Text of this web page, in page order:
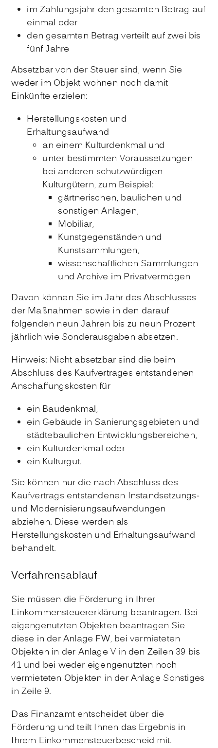
im Zahlungsjahr den gesamten Betrag auf
einmal oder
den gesamten Betrag verteilt auf zwei bis
fünf Jahre
Absetzbar von der Steuer sind, wenn Sie
weder im Objekt wohnen noch damit
Einkünfte erzielen:
Herstellungskosten und
Erhaltungsaufwand
an einem Kulturdenkmal und
unter bestimmten Voraussetzungen
bei anderen schutzwürdigen
Kulturgütern, zum Beispiel:
gärtnerischen, baulichen und
sonstigen Anlagen,
Mobiliar,
Kunstgegenständen und
Kunstsammlungen,
wissenschaftlichen Sammlungen
und Archive im Privatvermögen
Davon können Sie im Jahr des Abschlusses
der Maßnahmen sowie in den darauf
folgenden neun Jahren bis zu neun Prozent
jährlich wie Sonderausgaben absetzen.
Hinweis: Nicht absetzbar sind die beim
Abschluss des Kaufvertrages entstandenen
Anschaffungskosten für
ein Baudenkmal,
ein Gebäude in Sanierungsgebieten und
städtebaulichen Entwicklungsbereichen,
ein Kulturdenkmal oder
ein Kulturgut.
Sie können nur die nach Abschluss des
Kaufvertrags entstandenen Instandsetzungs-
und Modernisierungsaufwendungen
abziehen. Diese werden als
Herstellungskosten und Erhaltungsaufwand
behandelt.
Verfahrensablauf
Sie müssen die Förderung in Ihrer
Einkommensteuererklärung beantragen. Bei
eigengenutzten Objekten beantragen Sie
diese in der Anlage FW, bei vermieteten
Objekten in der Anlage V in den Zeilen 39 bis
41 und bei weder eigengenutzten noch
vermieteten Objekten in der Anlage Sonstiges
in Zeile 9.
Das Finanzamt entscheidet über die
Förderung und teilt Ihnen das Ergebnis in
Ihrem Einkommensteuerbescheid mit.